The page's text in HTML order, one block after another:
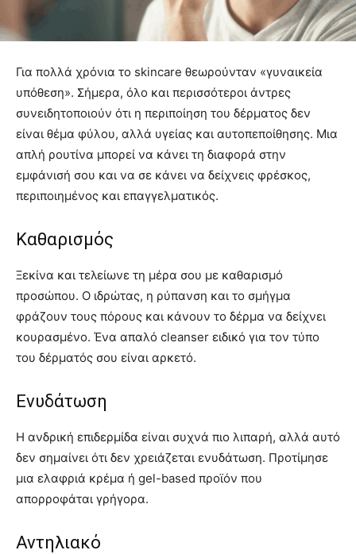
Για πολλά χρόνια το skincare θεωρούνταν «γυναικεία
υπόθεση». Σήμερα, όλο και περισσότεροι άντρες
συνειδητοποιούν ότι η περιποίηση του δέρματος δεν
είναι θέμα φύλου, αλλά υγείας και αυτοπεποίθησης. Μια
απλή ρουτίνα μπορεί να κάνει τη διαφορά στην
εμφάνισή σου και να σε κάνει να δείχνεις φρέσκος,
περιποιημένος και επαγγελματικός.
Καθαρισμός
Ξεκίνα και τελείωνε τη μέρα σου με καθαρισμό
προσώπου. Ο ιδρώτας, η ρύπανση και το σμήγμα
φράζουν τους πόρους και κάνουν το δέρμα να δείχνει
κουρασμένο. Ένα απαλό cleanser ειδικό για τον τύπο
του δέρματός σου είναι αρκετό.
Ενυδάτωση
Η ανδρική επιδερμίδα είναι συχνά πιο λιπαρή, αλλά αυτό
δεν σημαίνει ότι δεν χρειάζεται ενυδάτωση. Προτίμησε
μια ελαφριά κρέμα ή gel-based προϊόν που
απορροφάται γρήγορα.
Αντηλιακό